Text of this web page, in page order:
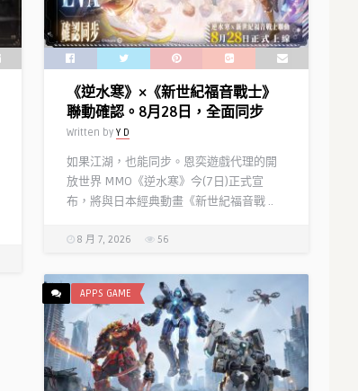
台
公
測
本
日
正
測
福
利
及
人
《逆水寒》×《新世紀福音戰士》
聯動確認。8月28日，全面同步
Written by Y D
如果江湖，也能同步。恩奕遊戲代理的開
放世界 MMO《逆水寒》今(7日)正式宣
布，將與日本經典動畫《新世紀福音戰 ..
8 月 7, 2026 56
APPS GAME